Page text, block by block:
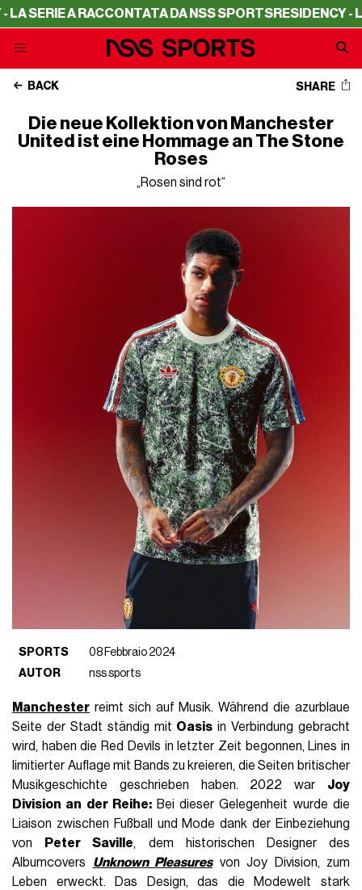
A RACCONTATA DA NSS SPORTSRESIDENCY - LA
BACK SHARE
Die neue Kollektion von Manchester
United ist eine Hommage an The Stone
Roses
„Rosen sind rot“
SPORTS
08 Febbraio 2024
AUTOR
nss sports
Manchester reimt sich auf Musik. Während die azurblaue
Seite der Stadt ständig mit Oasis in Verbindung gebracht
wird, haben die Red Devils in letzter Zeit begonnen, Lines in
limitierter Auflage mit Bands zu kreieren, die Seiten britischer
Musikgeschichte geschrieben haben. 2022 war Joy
Division an der Reihe:Bei dieser Gelegenheit wurde die
Liaison zwischen Fußball und Mode dank der Einbeziehung
von
Peter Saville, dem historischen Designer des
Albumcovers Unknown Pleasuresvon Joy Division, zum
Leben erweckt. Das Design, das die Modewelt stark